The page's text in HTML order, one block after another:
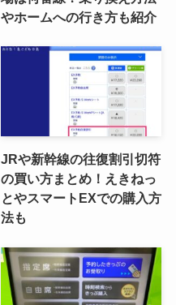
やホームへの行き方も紹介
JRや新幹線の往復割引切符
の買い方まとめ！えきねっ
とやスマートEXでの購入方
法も